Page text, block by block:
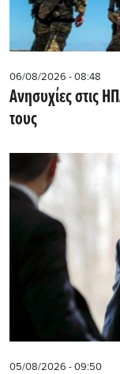
06/08/2026 - 08:48
Ανησυχίες στις
τους
05/08/2026 - 09:50